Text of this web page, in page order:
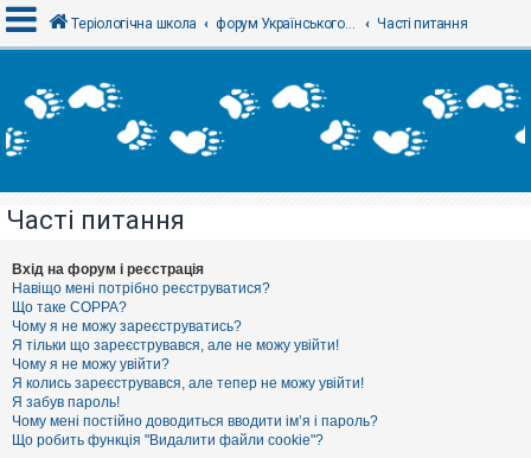
х
і
Р
є
с
т
р
а
ц
і
я
Т
Теріологічна школа форум Українського теріологічного товариства Часті питання
Часті питання
Вхід на форум і реєстрація
Навіщо мені потрібно реєструватися?
Що таке COPPA?
Чому я не можу зареєструватись?
Я тільки що зареєструвався, але не можу увійти!
Чому я не можу увійти?
Я колись зареєструвався, але тепер не можу увійти!
Я забув пароль!
Чому мені постійно доводиться вводити ім’я і пароль?
Що робить функція "Видалити файли cookie"?